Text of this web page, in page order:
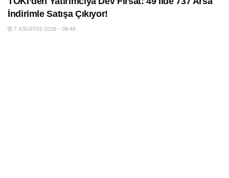
İndirimle Satışa Çıkıyor!
7 AĞUSTOS 2026 - 09:49